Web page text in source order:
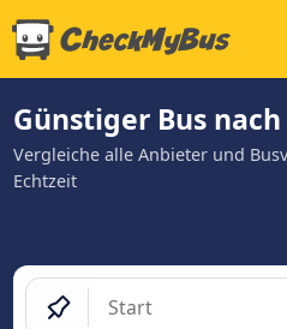
Günstiger Bus
Vergleiche alle Anbieter und
Echtzeit